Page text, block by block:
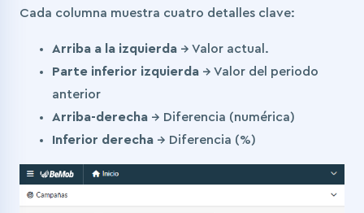
Cada columna muestra cuatro detalles clave:
Arriba a la izquierda → Valor actual.
Parte inferior izquierda → Valor del periodo
anterior
Arriba-derecha → Diferencia (numérica)
Inferior derecha → Diferencia (%)